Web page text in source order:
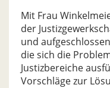
Mit Frau
der
und
die sich die
Justizbereiche
Vorschläge zur